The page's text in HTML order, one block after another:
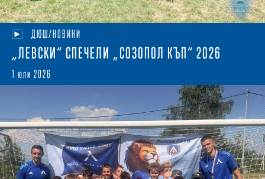
ДЮШ/НОВИНИ
„ЛЕВСКИ“ СПЕЧЕЛИ „СОЗОПОЛ КЪП“ 2026
1 юли 2026